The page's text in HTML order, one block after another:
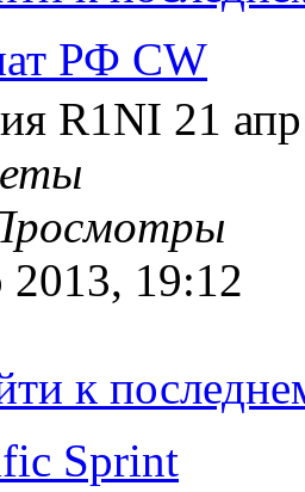
РФ CW
R1NI 21
2013, 19:12
Sprint